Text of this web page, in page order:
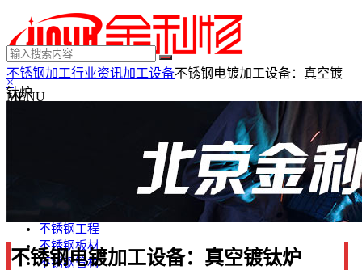
×
MENU
不锈钢踢脚线
不锈钢电梯门套
不锈钢工程
不锈钢板材
不锈钢管材
不锈钢加工行业资讯加工设备不锈钢电镀加工设备：真空镀
钛炉
不锈钢电镀加工设备：真空镀钛炉